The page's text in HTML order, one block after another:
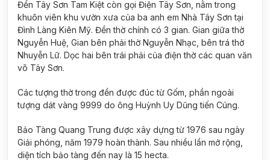
Đền Tây Sơn Tam Kiệt còn gọi Điện Tây Sơn, nằm trong
khuôn viên khu vườn xưa của ba anh em Nhà Tây Sơn tại
Đình Làng Kiên Mỹ. Đền thờ chính có 3 gian. Gian giữa thờ
Nguyễn Huệ, Gian bên phải thờ Nguyễn Nhạc, bên trá thờ
Nhuyễn Lữ. Dọc hai bên trái phải của điện thờ các quan văn
võ Tây Sơn.
Các tượng thờ trong đền được đúc từ Gốm, phần ngoài
tượng dát vàng 9999 do ông Huỳnh Uy Dũng tiến Cúng.
Bảo Tàng Quang Trung được xây dựng từ 1976 sau ngày
Giải phóng, năm 1979 hoàn thành. Sau nhiều lần mở rộng,
diện tích bảo tàng đến nay là 15 hecta.